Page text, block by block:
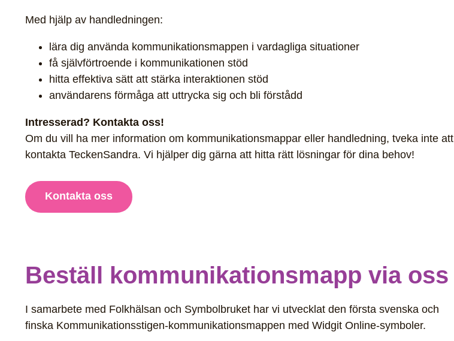
Med hjälp av handledningen:
lära dig använda kommunikationsmappen i vardagliga situationer
få självförtroende i kommunikationen stöd
hitta effektiva sätt att stärka interaktionen stöd
användarens förmåga att uttrycka sig och bli förstådd
Intresserad? Kontakta oss!
Om du vill ha mer information om kommunikationsmappar eller handledning, tveka inte att
kontakta TeckenSandra. Vi hjälper dig gärna att hitta rätt lösningar för dina behov!
Kontakta oss
Beställ kommunikationsmapp via oss
I samarbete med Folkhälsan och Symbolbruket har vi utvecklat den första svenska och
finska Kommunikationsstigen-kommunikationsmappen med Widgit Online-symboler.